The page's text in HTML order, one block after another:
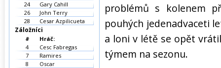
problémů s kolenem
pouhých jedenadvaceti
a loni v létě se opět
týmem na sezonu.
24
Gary Cahill
26
John Terry
28
Cesar Azpilicueta
Záložníci
#
Hráč:
4
Cesc Fabregas
7
Ramires
8
Oscar